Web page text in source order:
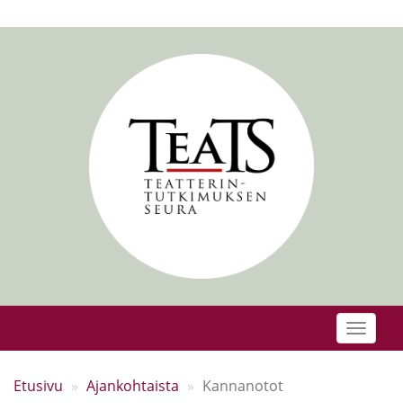
to
Toggle
Etusivu
Ajankohtaista Kannanotot